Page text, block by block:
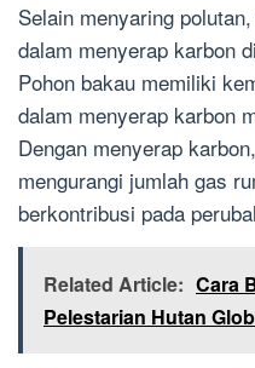
Selain menyaring
dalam menyerap karbon
Pohon bakau memiliki
dalam menyerap karbon
Dengan menyerap
mengurangi jumlah gas
berkontribusi pada
Related Article: Cara
Pelestarian Hutan